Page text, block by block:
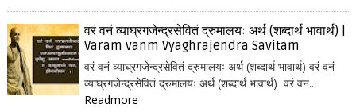
वरं वनं व्याघ्रगजेन्द्रसेवितं द्रुमालयः अर्थ (शब्दार्थ भावार्थ) |
Varam vanm Vyaghrajendra Savitam
वरं वनं व्याघ्रगजेन्द्रसेवितं द्रुमालयः अर्थ (शब्दार्थ भावार्थ) वरं वनं
व्याघ्रगजेन्द्रसेवितं द्रुमालयः अर्थ (शब्दार्थ भावार्थ) वरं वन...
Readmore